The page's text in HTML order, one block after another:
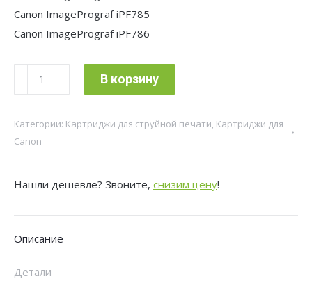
Canon ImagePrograf iPF785
Canon ImagePrograf iPF786
Количество
товара
струйный
PFI107C
синий
В корзину
Категории: Картриджи для струйной печати, Картриджи для
Canon
Нашли дешевле? Звоните, снизим цену!
Описание
Детали